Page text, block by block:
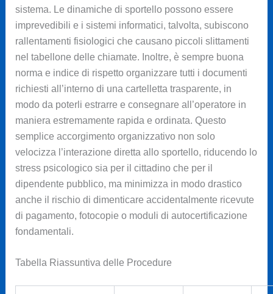
sistema. Le dinamiche di sportello possono essere
imprevedibili e i sistemi informatici, talvolta, subiscono
rallentamenti fisiologici che causano piccoli slittamenti
nel tabellone delle chiamate. Inoltre, è sempre buona
norma e indice di rispetto organizzare tutti i documenti
richiesti all’interno di una cartelletta trasparente, in
modo da poterli estrarre e consegnare all’operatore in
maniera estremamente rapida e ordinata. Questo
semplice accorgimento organizzativo non solo
velocizza l’interazione diretta allo sportello, riducendo lo
stress psicologico sia per il cittadino che per il
dipendente pubblico, ma minimizza in modo drastico
anche il rischio di dimenticare accidentalmente ricevute
di pagamento, fotocopie o moduli di autocertificazione
fondamentali.
Tabella Riassuntiva delle Procedure